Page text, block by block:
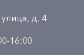
д. 4
16:00